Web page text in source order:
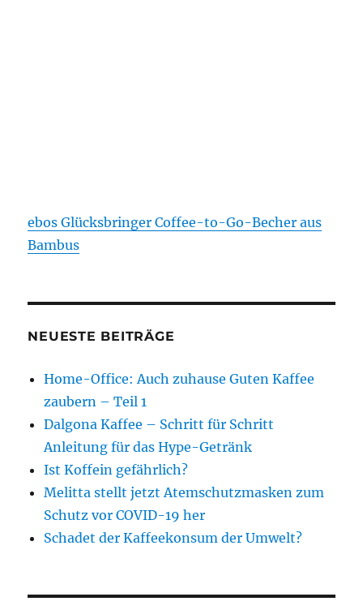
ebos Glücksbringer Coffee-to-Go-Becher aus
Bambus
NEUESTE BEITRÄGE
Home-Office: Auch zuhause Guten Kaffee
zaubern – Teil 1
Dalgona Kaffee – Schritt für Schritt
Anleitung für das Hype-Getränk
Ist Koffein gefährlich?
Melitta stellt jetzt Atemschutzmasken zum
Schutz vor COVID-19 her
Schadet der Kaffeekonsum der Umwelt?